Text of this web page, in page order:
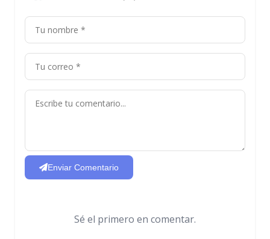
Enviar Comentario
Sé el primero en comentar.